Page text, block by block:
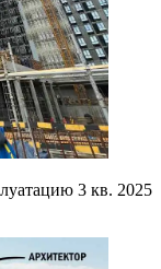
3 кв. 2025